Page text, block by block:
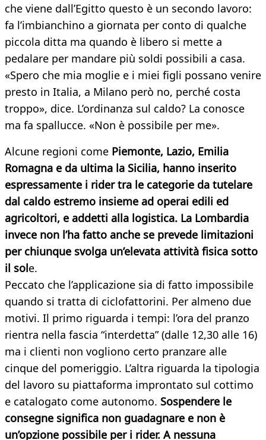
che viene dall’Egitto questo è un secondo lavoro:
fa l’imbianchino a giornata per conto di qualche
piccola ditta ma quando è libero si mette a
pedalare per mandare più soldi possibili a casa.
«Spero che mia moglie e i miei figli possano venire
presto in Italia, a Milano però no, perché costa
troppo», dice. L’ordinanza sul caldo? La conosce
ma fa spallucce. «Non è possibile per me».
Alcune regioni come Piemonte, Lazio, Emilia
Romagna e da ultima la Sicilia, hanno inserito
espressamente i rider tra le categorie da tutelare
dal caldo estremo insieme ad operai edili ed
agricoltori, e addetti alla logistica. La Lombardia
invece non l’ha fatto anche se prevede limitazioni
per chiunque svolga un’elevata attività fisica sotto
il sole.
Peccato che l’applicazione sia di fatto impossibile
quando si tratta di ciclofattorini. Per almeno due
motivi. Il primo riguarda i tempi: l’ora del pranzo
rientra nella fascia “interdetta” (dalle 12,30 alle 16)
ma i clienti non vogliono certo pranzare alle
cinque del pomeriggio. L’altra riguarda la tipologia
del lavoro su piattaforma improntato sul cottimo
e catalogato come autonomo. Sospendere le
consegne significa non guadagnare e non è
un’opzione possibile per i rider. A nessuna